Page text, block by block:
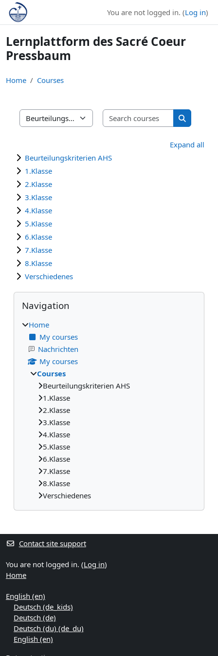
Skip to main content
You are not logged in. (Log in)
Lernplattform des Sacré Coeur
Pressbaum
Home Courses
Course categories
Search
Search
Expand all
Beurteilungskriterien AHS
1.Klasse
2.Klasse
3.Klasse
4.Klasse
5.Klasse
6.Klasse
7.Klasse
8.Klasse
Verschiedenes
Blocks
Skip Navigation
Navigation
Home
My courses
Nachrichten
My courses
Courses
Beurteilungskriterien AHS
1.Klasse
2.Klasse
3.Klasse
4.Klasse
5.Klasse
6.Klasse
7.Klasse
8.Klasse
Verschiedenes
Supplementary blocks
Contact site support
You are not logged in. (Log in)
Home
English ‎(en)‎
Deutsch ‎(de_kids)‎
Deutsch ‎(de)‎
Deutsch (du) ‎(de_du)‎
English ‎(en)‎